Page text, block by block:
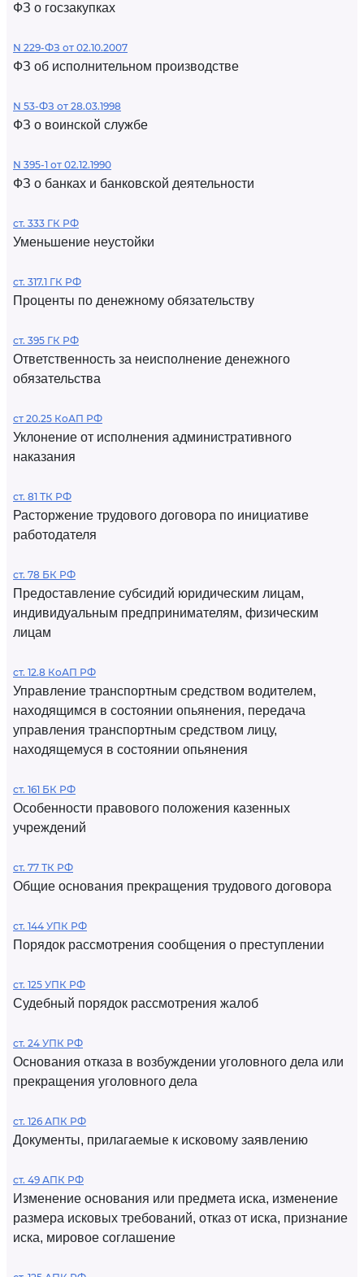
ФЗ о госзакупках
N 229-ФЗ от 02.10.2007
ФЗ об исполнительном производстве
N 53-ФЗ от 28.03.1998
ФЗ о воинской службе
N 395-1 от 02.12.1990
ФЗ о банках и банковской деятельности
ст. 333 ГК РФ
Уменьшение неустойки
ст. 317.1 ГК РФ
Проценты по денежному обязательству
ст. 395 ГК РФ
Ответственность за неисполнение денежного
обязательства
ст 20.25 КоАП РФ
Уклонение от исполнения административного
наказания
ст. 81 ТК РФ
Расторжение трудового договора по инициативе
работодателя
ст. 78 БК РФ
Предоставление субсидий юридическим лицам,
индивидуальным предпринимателям, физическим
лицам
ст. 12.8 КоАП РФ
Управление транспортным средством водителем,
находящимся в состоянии опьянения, передача
управления транспортным средством лицу,
находящемуся в состоянии опьянения
ст. 161 БК РФ
Особенности правового положения казенных
учреждений
ст. 77 ТК РФ
Общие основания прекращения трудового договора
ст. 144 УПК РФ
Порядок рассмотрения сообщения о преступлении
ст. 125 УПК РФ
Судебный порядок рассмотрения жалоб
ст. 24 УПК РФ
Основания отказа в возбуждении уголовного дела или
прекращения уголовного дела
ст. 126 АПК РФ
Документы, прилагаемые к исковому заявлению
ст. 49 АПК РФ
Изменение основания или предмета иска, изменение
размера исковых требований, отказ от иска, признание
иска, мировое соглашение